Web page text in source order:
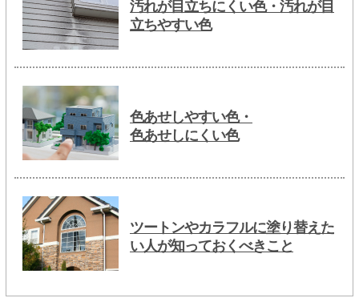
汚れが目立ちにくい色・汚れが目
立ちやすい色
色あせしやすい色・
色あせしにくい色
ツートンやカラフルに塗り替えた
い人が知っておくべきこと